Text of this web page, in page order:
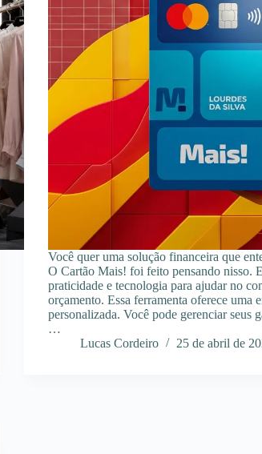
Você quer uma solução financeira que
O Cartão Mais! foi feito pensando nisso.
praticidade e tecnologia para ajudar no
orçamento. Essa ferramenta oferece uma
personalizada. Você pode gerenciar seus
…
Lucas Cordeiro
25 de abril de